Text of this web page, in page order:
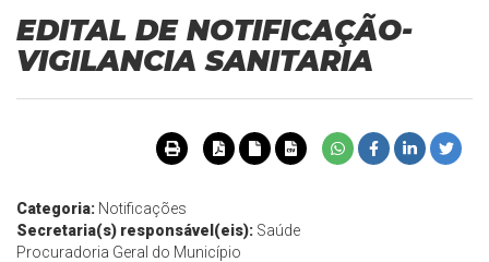
EDITAL DE NOTIFICAÇÃO-
VIGILANCIA SANITARIA
Categoria: Notificações
Secretaria(s) responsável(eis): Saúde
Procuradoria Geral do Município